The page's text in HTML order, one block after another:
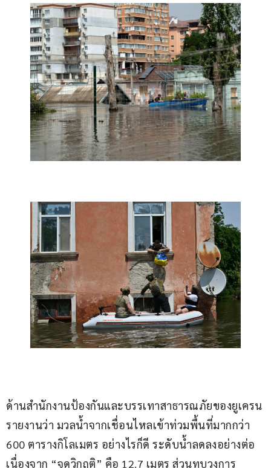
ด้านสำนักงานป้องกันและบรรเทาสาธารณภัยของยูเครน
รายงานว่า มวลน้ำจากเชื่อนไหลเข้าท่วมพื้นที่มากกว่า
600 ตารางกิโลเมตร อย่างไรก็ดี ระดับน้ำลดลงอย่างต่อ
เนื่องจาก “จุดวิกฤติ” คือ 12.7 เมตร ส่วนทบวงการ